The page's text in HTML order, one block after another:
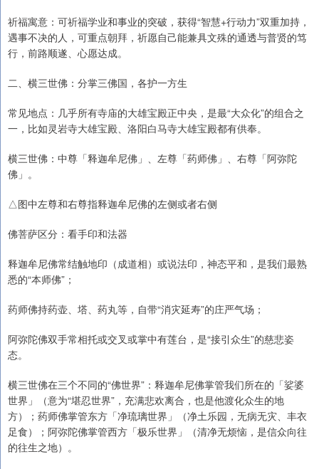
祈福寓意：可祈福学业和事业的突破，获得“智慧+行动力”双重加持，
遇事不决的人，可重点朝拜，祈愿自己能兼具文殊的通透与普贤的笃
行，前路顺遂、心愿达成。
二、横三世佛：分掌三佛国，各护一方生
常见地点：几乎所有寺庙的大雄宝殿正中央，是最“大众化”的组合之
一，比如灵岩寺大雄宝殿、洛阳白马寺大雄宝殿都有供奉。
横三世佛：中尊「释迦牟尼佛」、左尊「药师佛」、右尊「阿弥陀
佛」。
△图中左尊和右尊指释迦牟尼佛的左侧或者右侧
佛菩萨区分：看手印和法器
释迦牟尼佛常结触地印（成道相）或说法印，神态平和，是我们最熟
悉的“本师佛”；
药师佛持药壶、塔、药丸等，自带“消灾延寿”的庄严气场；
阿弥陀佛双手常相托或交叉或掌中有莲台，是“接引众生”的慈悲姿
态。
横三世佛在三个不同的“佛世界”：释迦牟尼佛掌管我们所在的「娑婆
世界」（意为“堪忍世界”，充满悲欢离合，也是他渡化众生的地
方）；药师佛掌管东方「净琉璃世界」（净土乐园，无病无灾、丰衣
足食）；阿弥陀佛掌管西方「极乐世界」（清净无烦恼，是信众向往
的往生之地）。